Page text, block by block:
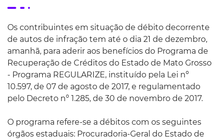
Os contribuintes em situação de débito decorrente
de autos de infração tem até o dia 21 de dezembro,
amanhã, para aderir aos benefícios do Programa de
Recuperação de Créditos do Estado de Mato Grosso
- Programa REGULARIZE, instituído pela Lei nº
10.597, de 07 de agosto de 2017, e regulamentado
pelo Decreto nº 1.285, de 30 de novembro de 2017.
O programa refere-se a débitos com os seguintes
órgãos estaduais: Procuradoria-Geral do Estado de